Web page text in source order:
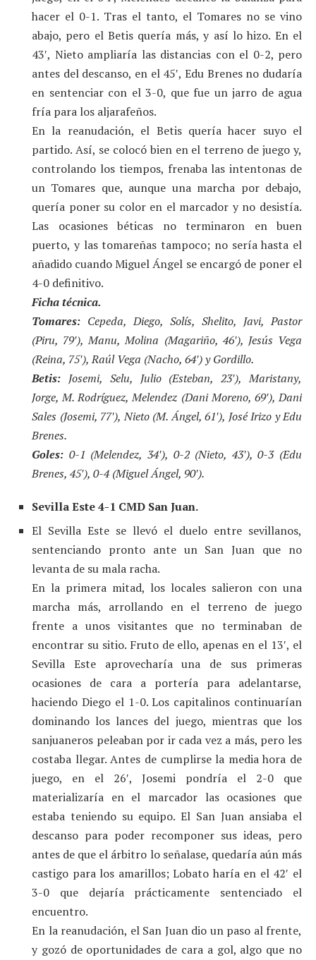
hacer el 0-1. Tras el tanto, el Tomares no se vino
abajo, pero el Betis quería más, y así lo hizo. En el
43′, Nieto ampliaría las distancias con el 0-2, pero
antes del descanso, en el 45′, Edu Brenes no dudaría
en sentenciar con el 3-0, que fue un jarro de agua
fría para los aljarafeños.
En la reanudación, el Betis quería hacer suyo el
partido. Así, se colocó bien en el terreno de juego y,
controlando los tiempos, frenaba las intentonas de
un Tomares que, aunque una marcha por debajo,
quería poner su color en el marcador y no desistía.
Las ocasiones béticas no terminaron en buen
puerto, y las tomareñas tampoco; no sería hasta el
añadido cuando Miguel Ángel se encargó de poner el
4-0 definitivo.
Ficha técnica.
Tomares: Cepeda, Diego, Solís, Shelito, Javi, Pastor
(Piru, 79′), Manu, Molina (Magariño, 46′), Jesús Vega
(Reina, 75′), Raúl Vega (Nacho, 64′) y Gordillo.
Betis: Josemi, Selu, Julio (Esteban, 23′), Maristany,
Jorge, M. Rodríguez, Melendez (Dani Moreno, 69′), Dani
Sales (Josemi, 77′), Nieto (M. Ángel, 61′), José Irizo y Edu
Brenes.
Goles: 0-1 (Melendez, 34′), 0-2 (Nieto, 43′), 0-3 (Edu
Brenes, 45′), 0-4 (Miguel Ángel, 90′).
Sevilla Este 4-1 CMD San Juan.
El Sevilla Este se llevó el duelo entre sevillanos,
sentenciando pronto ante un San Juan que no
levanta de su mala racha.
En la primera mitad, los locales salieron con una
marcha más, arrollando en el terreno de juego
frente a unos visitantes que no terminaban de
encontrar su sitio. Fruto de ello, apenas en el 13′, el
Sevilla Este aprovecharía una de sus primeras
ocasiones de cara a portería para adelantarse,
haciendo Diego el 1-0. Los capitalinos continuarían
dominando los lances del juego, mientras que los
sanjuaneros peleaban por ir cada vez a más, pero les
costaba llegar. Antes de cumplirse la media hora de
juego, en el 26′, Josemi pondría el 2-0 que
materializaría en el marcador las ocasiones que
estaba teniendo su equipo. El San Juan ansiaba el
descanso para poder recomponer sus ideas, pero
antes de que el árbitro lo señalase, quedaría aún más
castigo para los amarillos; Lobato haría en el 42′ el
3-0 que dejaría prácticamente sentenciado el
encuentro.
En la reanudación, el San Juan dio un paso al frente,
y gozó de oportunidades de cara a gol, algo que no